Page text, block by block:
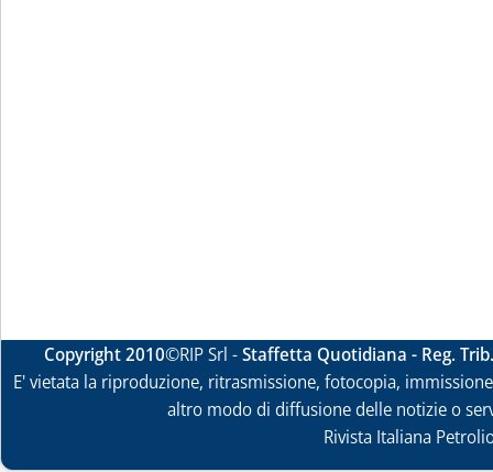
Copyright 2010©RIP Srl -Staffetta Quotidiana - Reg.
E' vietata la riproduzione, ritrasmissione, fotocopia,
altro modo di diffusione delle notizie o
Rivista Italiana